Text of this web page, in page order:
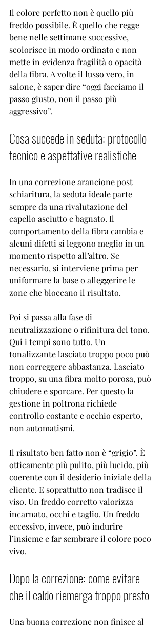
Il colore perfetto non è quello più
freddo possibile. È quello che regge
bene nelle settimane successive,
scolorisce in modo ordinato e non
mette in evidenza fragilità o opacità
della fibra. A volte il lusso vero, in
salone, è saper dire “oggi facciamo il
passo giusto, non il passo più
aggressivo”.
Cosa succede in seduta: protocollo
tecnico e aspettative realistiche
In una correzione arancione post
schiaritura, la seduta ideale parte
sempre da una rivalutazione del
capello asciutto e bagnato. Il
comportamento della fibra cambia e
alcuni difetti si leggono meglio in un
momento rispetto all’altro. Se
necessario, si interviene prima per
uniformare la base o alleggerire le
zone che bloccano il risultato.
Poi si passa alla fase di
neutralizzazione o rifinitura del tono.
Qui i tempi sono tutto. Un
tonalizzante lasciato troppo poco può
non correggere abbastanza. Lasciato
troppo, su una fibra molto porosa, può
chiudere e sporcare. Per questo la
gestione in poltrona richiede
controllo costante e occhio esperto,
non automatismi.
Il risultato ben fatto non è “grigio”. È
otticamente più pulito, più lucido, più
coerente con il desiderio iniziale della
cliente. E soprattutto non tradisce il
viso. Un freddo corretto valorizza
incarnato, occhi e taglio. Un freddo
eccessivo, invece, può indurire
l’insieme e far sembrare il colore poco
vivo.
Dopo la correzione: come evitare
che il caldo riemerga troppo presto
Una buona correzione non finisce al